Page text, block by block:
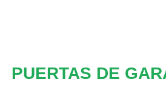
PUERTAS DE